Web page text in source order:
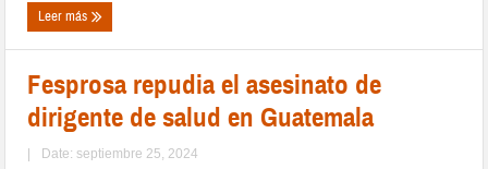
Leer más
Fesprosa repudia el asesinato de
dirigente de salud en Guatemala
| Date: septiembre 25, 2024